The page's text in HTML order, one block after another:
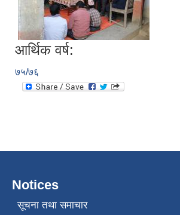
आर्थिक वर्ष:
७५/७६
Notices
सूचना तथा समाचार